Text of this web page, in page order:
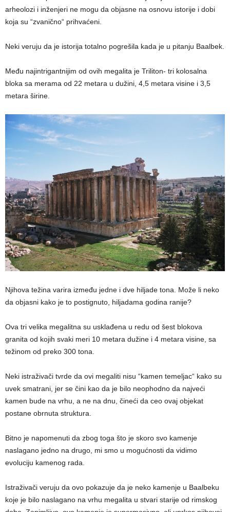
arheolozi i inženjeri ne mogu da objasne na osnovu istorije i dobi
koja su “zvanično“ prihvaćeni.
Neki veruju da je istorija totalno pogrešila kada je u pitanju Baalbek.
Među najintrigantnijim od ovih megalita je Triliton- tri kolosalna
bloka sa merama od 22 metara u dužini, 4,5 metara visine i 3,5
metara širine.
Njihova težina varira između jedne i dve hiljade tona. Može li neko
da objasni kako je to postignuto, hiljadama godina ranije?
Ova tri velika megalitna su usklađena u redu od šest blokova
granita od kojih svaki meri 10 metara dužine i 4 metara visine, sa
težinom od preko 300 tona.
Neki istraživači tvrde da ovi megaliti nisu “kamen temeljac“ kako su
uvek smatrani, jer se čini kao da je bilo neophodno da najveći
kamen bude na vrhu, a ne na dnu, čineći da ceo ovaj objekat
postane obrnuta struktura.
Bitno je napomenuti da zbog toga što je skoro svo kamenje
naslagano jedno na drugo, mi smo u mogućnosti da vidimo
evoluciju kamenog rada.
Istraživači veruju da ovo pokazuje da je neko kamenje u Baalbeku
koje je bilo naslagano na vrhu megalita u stvari starije od rimskog